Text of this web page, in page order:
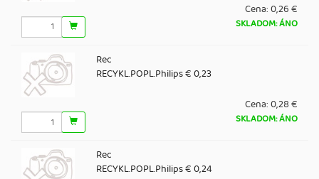
Cena:0,26 €
SKLADOM: ÁNO
Rec
RECYKL.POPL.Philips € 0,23
Cena:0,28 €
SKLADOM: ÁNO
Rec
RECYKL.POPL.Philips € 0,24